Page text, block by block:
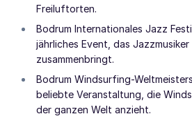
Freiluftorten.
Bodrum Internationales Jazz
jährliches Event, das
zusammenbringt.
Bodrum Windsurfing-
beliebte Veranstaltung, die
der ganzen Welt anzieht.